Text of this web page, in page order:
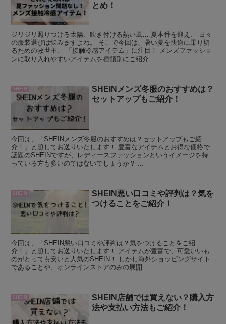
とめ！
ジリジリ照りつける太陽、吹き付ける熱い風… 夏本番を迎え、 日々
の服装選びは悩みますよね。 そこで今回は、暑い夏を快適に乗り切
るための救世主、 「接触冷感アイテム」に注目！ メンズファッショ
ンに取り入れやすいアイテムを種類別にご紹介...
SHEIN
SHEINメンズ冬服のおすすめは？
セットアップもご紹介！
今回は、「SHEINメンズ冬服のおすすめは？セットアップもご紹
介！」と題してお送りいたします！ 豊富なアイテムとお得な価格で
話題のSHEINですが、レディースファッションというイメージを持
っている方も多いのではないでしょうか？ ...
SHEIN
SHEIN悪い口コミや評判は？気を
つけることをご紹介！
今回は、「SHEIN悪い口コミや評判は？気をつけることをご紹
介！」と題してお送りいたします！ アイテムが豊富で、可愛いいも
のがとっても安いと人気のSHEIN！ しかし海外ショッピングサイト
であることや、オンラインストアのみの展開...
SHEIN
SHEIN店舗では買えない？購入方
法や支払い方法もご紹介！